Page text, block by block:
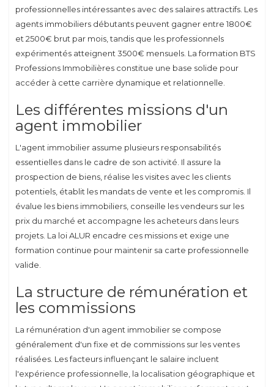
professionnelles intéressantes avec des salaires attractifs. Les
agents immobiliers débutants peuvent gagner entre 1800€
et 2500€ brut par mois, tandis que les professionnels
expérimentés atteignent 3500€ mensuels. La formation BTS
Professions Immobilières constitue une base solide pour
accéder à cette carrière dynamique et relationnelle.
Les différentes missions d'un
agent immobilier
L'agent immobilier assume plusieurs responsabilités
essentielles dans le cadre de son activité. Il assure la
prospection de biens, réalise les visites avec les clients
potentiels, établit les mandats de vente et les compromis. Il
évalue les biens immobiliers, conseille les vendeurs sur les
prix du marché et accompagne les acheteurs dans leurs
projets. La loi ALUR encadre ces missions et exige une
formation continue pour maintenir sa carte professionnelle
valide.
La structure de rémunération et
les commissions
La rémunération d'un agent immobilier se compose
généralement d'un fixe et de commissions sur les ventes
réalisées. Les facteurs influençant le salaire incluent
l'expérience professionnelle, la localisation géographique et